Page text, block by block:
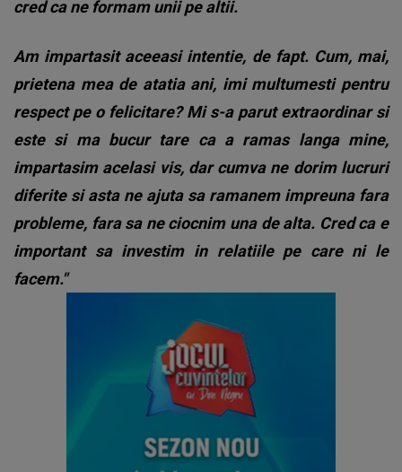
cred ca ne formam unii pe altii.
Am impartasit aceeasi intentie, de fapt. Cum, mai,
prietena mea de atatia ani, imi multumesti pentru
respect pe o felicitare? Mi s-a parut extraordinar si
este si ma bucur tare ca a ramas langa mine,
impartasim acelasi vis, dar cumva ne dorim lucruri
diferite si asta ne ajuta sa ramanem impreuna fara
probleme, fara sa ne ciocnim una de alta. Cred ca e
important sa investim in relatiile pe care ni le
facem."